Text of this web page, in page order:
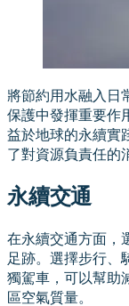
將節約用水融入日
保護中發揮重要作
益於地球的永續實
了對資源負責任的
永續交通
在永續交通方面，
足跡。選擇步行、
獨駕車，可以幫助
區空氣質量。